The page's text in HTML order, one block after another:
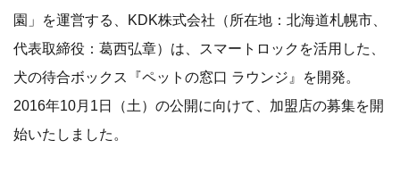
園」を運営する、KDK株式会社（所在地：北海道札幌市、
代表取締役：葛西弘章）は、スマートロックを活用した、
犬の待合ボックス『ペットの窓口 ラウンジ』を開発。
2016年10月1日（土）の公開に向けて、加盟店の募集を開
始いたしました。